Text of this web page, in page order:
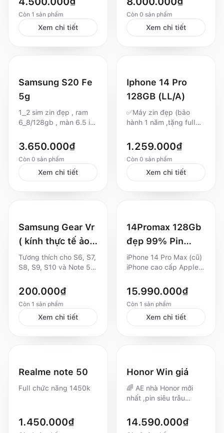
nhạy, Icloud sạch Giá:4
triệu 500 ✔️ Luôn báo
đúng tình trạng máy,
bảo hành cho khách
Giao lưu bù trừ hợp lý
✔️ Có ship tận nơi khu
vực Đồng Tháp- An
bán - Sữa chữa - Cầm
đồ ✔️ Thu mua máy
loại máy, phục vụ công
việc sữa chữa ✔️ Không
Còn 1 sản phẩm
Xem chi tiết
8tr000 🤝Máy bao test
7 ngày, Bh 2th lỗi xanh
trắng màn, bao reset
Còn 0 sản phẩm
Xem chi tiết
Samsung S20 Fe
5g
1_2 sim zin đẹp , ram
6_8/128gb , màn 6.5 in
mọi chức năng hoạt
động ổn định
3.650.000₫
Còn 0 sản phẩm
Xem chi tiết
Iphone 14 Pro
128GB (LL/A)
✅Máy zin đẹp (bảo
hành 1 năm ,tặng full
mới , giao máy tận tay
1.259.000₫
Còn 0 sản phẩm
Xem chi tiết
Samsung Gear Vr
( kính thực tế ảo
không gian 360 )
Tương thích cho S6, S7,
S8, S9, S10 và Note 5,
thông qua cổng USB
Type-C hoặc Micro USB
200.000₫
Còn 1 sản phẩm
Xem chi tiết
14Promax 128Gb
đẹp 99% Pin
86%
iPhone 14 Pro Max (cũ)
iPhone cao cấp Apple
màn hình Super Retina
XDR 6.7″, hiệu năng
mạnh mẽ A16 Bionic,
camera Pro chụp ảnh
dụng nhưng hoạt động
máy). Hỗ trợ Face ID,
iOS mượt mà, nhiều tuỳ
chọn dung lượng.
15.990.000₫
Còn 1 sản phẩm
Xem chi tiết
Realme note 50
Full chức năng 1450k
1.450.000₫
Honor Win giá
🌈 AE nhà Honor mới
nhất ,pin siêu trâu
cực mạnh... 📲 Honor
Win giá 14trxxx
14.590.000₫